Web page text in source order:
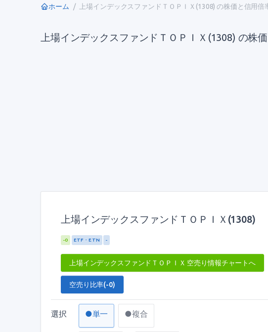
ホーム 上場インデックスファンドＴＯＰＩＸ(1308) の株価と信用倍
上場インデックスファンドＴＯＰＩＸ(1308) の株
上場インデックスファンドＴＯＰＩＸ(1308)
-0 ETF・ETN -
上場インデックスファンドＴＯＰＩＸ 空売り情報チャートへ
空売り比率(-0)
選択 ●単一 ●複合